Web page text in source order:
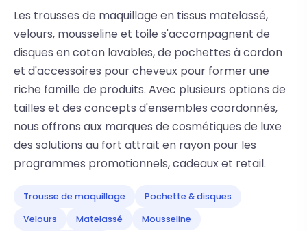
Les trousses de maquillage en tissus matelassé,
velours, mousseline et toile s'accompagnent de
disques en coton lavables, de pochettes à cordon
et d'accessoires pour cheveux pour former une
riche famille de produits. Avec plusieurs options de
tailles et des concepts d'ensembles coordonnés,
nous offrons aux marques de cosmétiques de luxe
des solutions au fort attrait en rayon pour les
programmes promotionnels, cadeaux et retail.
Trousse de maquillage
Pochette & disques
Velours
Matelassé
Mousseline